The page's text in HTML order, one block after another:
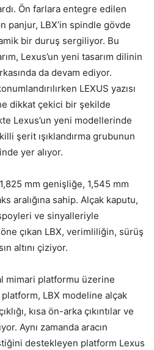
Ön farlara entegre edilen
panjur, LBX’in spindle gövde
bir duruş sergiliyor. Bu
Lexus’un yeni tasarım dilinin
da devam ediyor.
LEXUS yazısı
dikkat çekici bir şekilde
Lexus’un yeni modellerinde
şerit ışıklandırma grubunun
yer alıyor.
mm genişliğe, 1,545 mm
aralığına sahip. Alçak kaputu,
ve sinyalleriyle
çıkan LBX, verimliliğin, sürüş
altını çiziyor.
mimari platformu üzerine
LBX modeline alçak
kısa ön-arka çıkıntılar ve
Aynı zamanda aracın
destekleyen platform Lexus